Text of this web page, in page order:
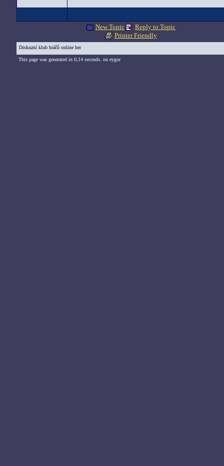
New Topic
Reply to Topic
Printer Friendly
Diskuzní klub hráčů online her
This page was generated in 0,14 seconds. on eygor